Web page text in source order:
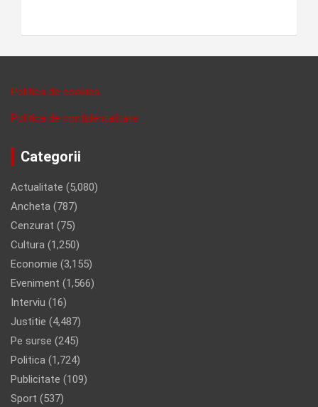
Politica de cookies
Politica de confidentalitate
Categorii
Actualitate (5,080)
Ancheta (787)
Cenzurat (75)
Cultura (1,250)
Economie (3,155)
Eveniment (1,566)
Interviu (16)
Justitie (4,487)
Pe surse (245)
Politica (1,724)
Publicitate (109)
Sport (537)